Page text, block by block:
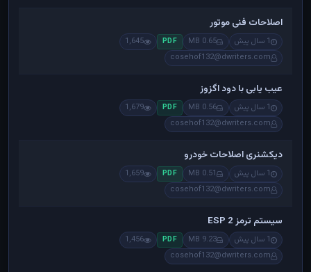
اصلاحات فنی موتور
1 سال پیش 0.65 MB
PDF
1,645
cosehof132@dwriters.com
عیب یابی با دود اگزوز
1 سال پیش 0.56 MB
PDF
1,679
cosehof132@dwriters.com
دیکشنری اصلاحات خودرو
1 سال پیش 0.51 MB
PDF
1,659
cosehof132@dwriters.com
سیستم ترمز ESP 2
1 سال پیش 9.23 MB
PDF
1,456
cosehof132@dwriters.com